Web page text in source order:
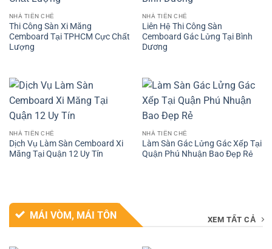
NHÀ TIỀN CHẾ
Thi Công Sàn Xi Măng
Cemboard Tại TPHCM Cực Chất
Lượng
NHÀ TIỀN CHẾ
Liên Hệ Thi Công Sàn
Cemboard Gác Lửng Tại Bình
Dương
NHÀ TIỀN CHẾ
Dịch Vụ Làm Sàn Cemboard Xi
Măng Tại Quận 12 Uy Tín
NHÀ TIỀN CHẾ
Làm Sàn Gác Lửng Gác Xếp Tại
Quận Phú Nhuận Bao Đẹp Rẻ
MÁI VÒM, MÁI TÔN XEM TẤT CẢ